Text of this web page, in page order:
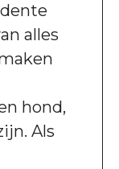
alles
hond,
Als